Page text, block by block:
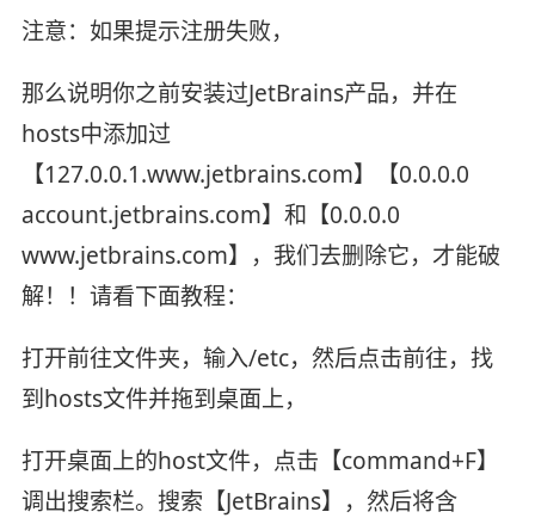
注意：如果提示注册失败，
那么说明你之前安装过JetBrains产品，并在
hosts中添加过
【127.0.0.1.www.jetbrains.com】【0.0.0.0
account.jetbrains.com】和【0.0.0.0
www.jetbrains.com】，我们去删除它，才能破
解！！请看下面教程：
打开前往文件夹，输入/etc，然后点击前往，找
到hosts文件并拖到桌面上，
打开桌面上的host文件，点击【command+F】
调出搜索栏。搜索【JetBrains】，然后将含